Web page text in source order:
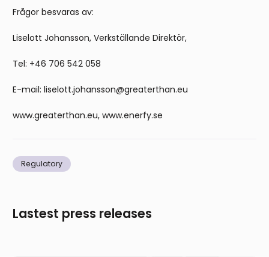
Frågor besvaras av:
Liselott Johansson, Verkställande Direktör,
Tel: +46 706 542 058
E-mail: liselott.johansson@greaterthan.eu
www.greaterthan.eu, www.enerfy.se
Regulatory
Lastest press releases